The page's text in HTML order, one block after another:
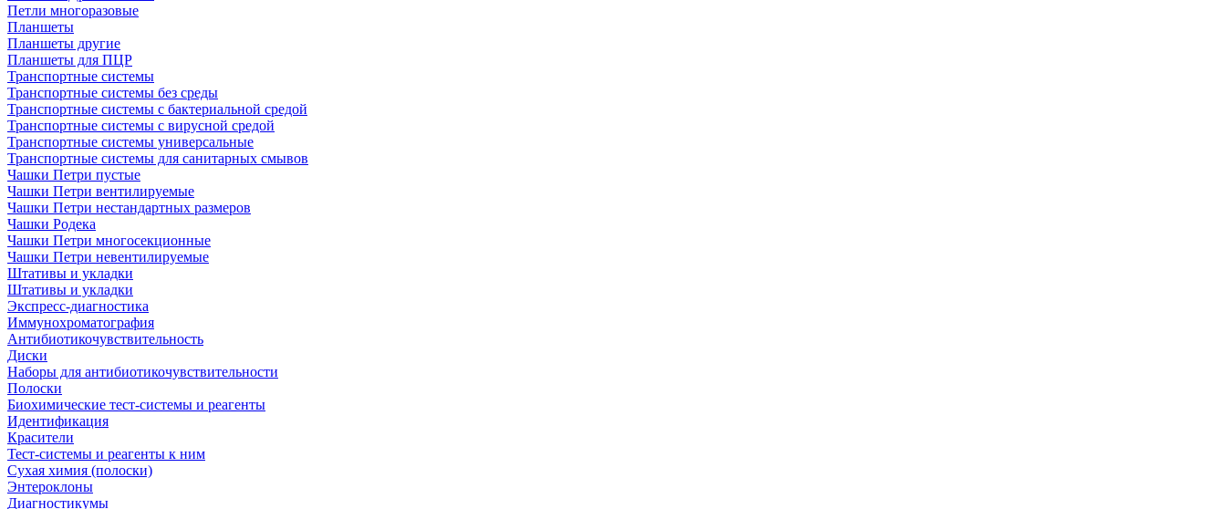
Петли многоразовые
Планшеты
Планшеты другие
Планшеты для ПЦР
Транспортные системы
Транспортные системы без среды
Транспортные системы с бактериальной средой
Транспортные системы с вирусной средой
Транспортные системы универсальные
Транспортные системы для санитарных смывов
Чашки Петри пустые
Чашки Петри вентилируемые
Чашки Петри нестандартных размеров
Чашки Родека
Чашки Петри многосекционные
Чашки Петри невентилируемые
Штативы и укладки
Штативы и укладки
Экспресс-диагностика
Иммунохроматография
Антибиотикочувствительность
Диски
Наборы для антибиотикочувствительности
Полоски
Биохимические тест-системы и реагенты
Идентификация
Красители
Тест-системы и реагенты к ним
Сухая химия (полоски)
Энтероклоны
Диагностикумы